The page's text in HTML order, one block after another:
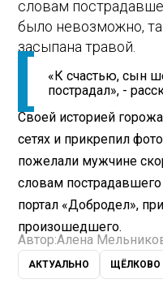
словам
было невозможно,
засыпана травой.
«К счастью, сын
пострадал», -
Своей историей
сетях и прикрепил
пожелали мужчине
словам
портал «Добродел»,
произошедшего.
Автор:Алена
АКТУАЛЬНО ЩЁЛКОВО